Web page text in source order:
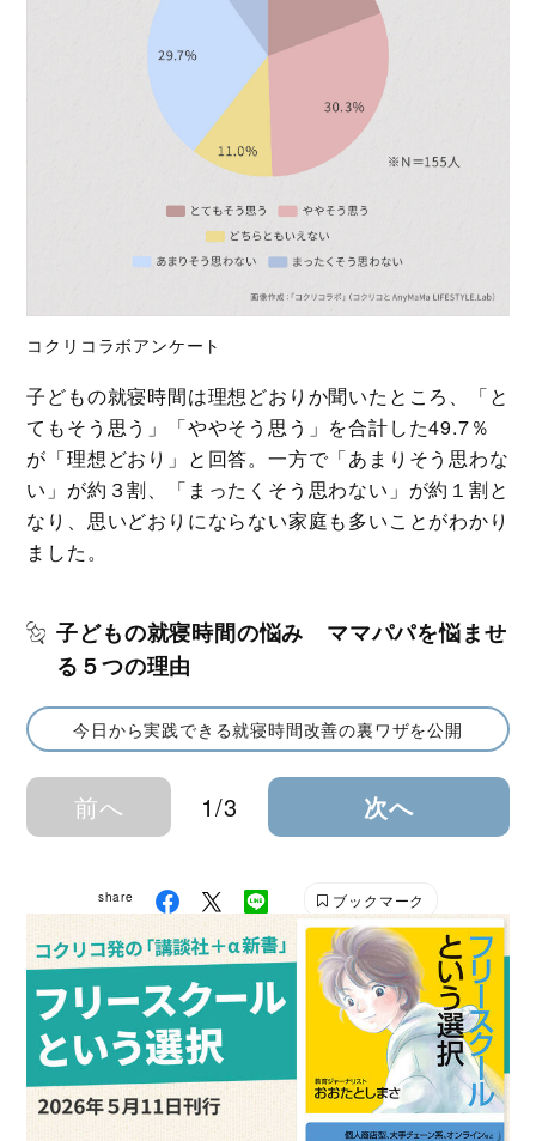
コクリコラボアンケート
子どもの就寝時間は理想どおりか聞いたところ、「と
てもそう思う」「ややそう思う」を合計した49.7％
が「理想どおり」と回答。一方で「あまりそう思わな
い」が約３割、「まったくそう思わない」が約１割と
なり、思いどおりにならない家庭も多いことがわかり
ました。
子どもの就寝時間の悩み ママパパを悩ませ
る５つの理由
今日から実践できる就寝時間改善の裏ワザを公開
前へ 1/3 次へ
share ブックマーク